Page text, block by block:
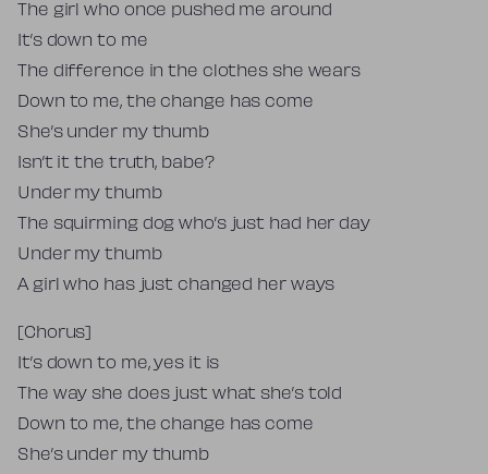
The girl who once pushed me around
It’s down to me
The difference in the clothes she wears
Down to me, the change has come
She’s under my thumb
Isn’t it the truth, babe?
Under my thumb
The squirming dog who’s just had her day
Under my thumb
A girl who has just changed her ways
[Chorus]
It’s down to me, yes it is
The way she does just what she’s told
Down to me, the change has come
She’s under my thumb